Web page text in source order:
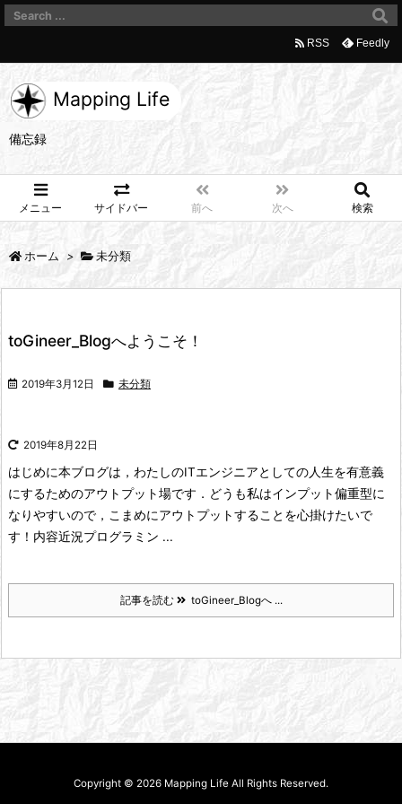
Mapping Life
備忘録
メニュー サイドバー 前へ 次へ 検索
RSS Feedly
ホーム > 未分類
toGineer_Blogへようこそ！
2019年3月12日 未分類
2019年8月22日
はじめに本ブログは，わたしのITエンジニアとしての人生を有意義
にするためのアウトプット場です． どうも私はインプット偏重型に
なりやすいので，こまめにアウトプットすることを心掛けたいで
す！ 内容近況プログラミン ...
記事を読む toGineer_Blogへ ...
Copyright © 2026 Mapping Life All Rights Reserved.